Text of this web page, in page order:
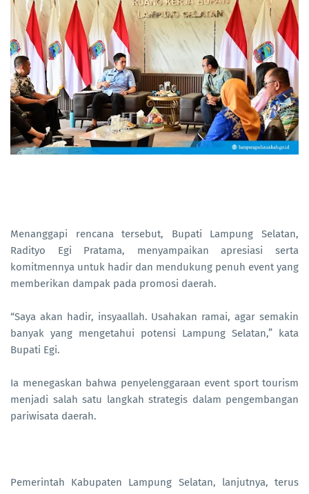
Menanggapi rencana tersebut, Bupati Lampung Selatan,
Radityo Egi Pratama, menyampaikan apresiasi serta
komitmennya untuk hadir dan mendukung penuh event yang
memberikan dampak pada promosi daerah.
“Saya akan hadir, insyaallah. Usahakan ramai, agar semakin
banyak yang mengetahui potensi Lampung Selatan,” kata
Bupati Egi.
Ia menegaskan bahwa penyelenggaraan event sport tourism
menjadi salah satu langkah strategis dalam pengembangan
pariwisata daerah.
Pemerintah Kabupaten Lampung Selatan, lanjutnya, terus